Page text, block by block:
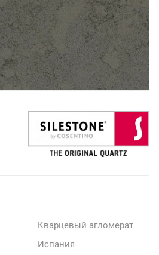
Кварцевый агломерат
Испания